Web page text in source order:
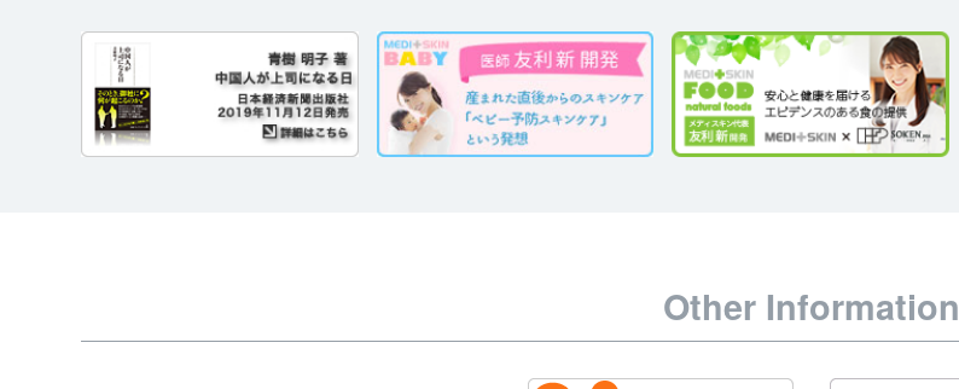
Other Information